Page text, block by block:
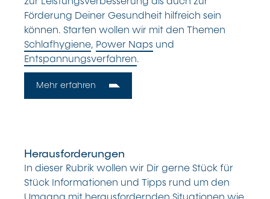
Förderung Deiner Gesundheit hilfreich sein
können. Starten wollen wir mit den Themen
Schlafhygiene, Power Naps und
Entspannungsverfahren.
Mehr erfahren
Herausforderungen
In dieser Rubrik wollen wir Dir gerne Stück für
Stück Informationen und Tipps rund um den